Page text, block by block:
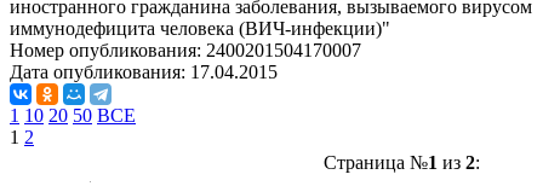
иностранного гражданина заболевания, вызываемого вирусом
иммунодефицита человека (ВИЧ-инфекции)"
Номер опубликования: 2400201504170007
Дата опубликования: 17.04.2015
1 10 20 50 ВСЕ
1 2
Страница №1 из 2: